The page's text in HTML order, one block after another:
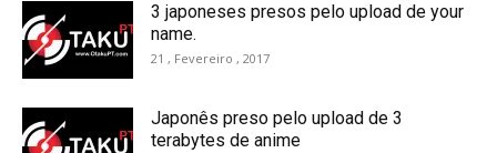
3 japoneses presos pelo upload de your
name.
21 , Fevereiro , 2017
Japonês preso pelo upload de 3
terabytes de anime